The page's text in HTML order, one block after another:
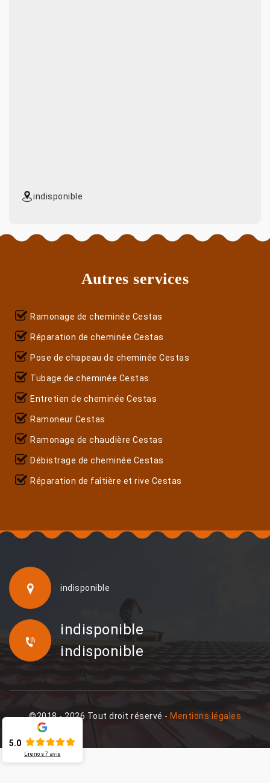
indisponible
Autres services
Ramonage de cheminée Cestas
Réparation de cheminée Cestas
Pose de chapeau de cheminée Cestas
Tubage de cheminée Cestas
Entretien de cheminée Cestas
Ramoneur Cestas
Ramonage de chaudière Cestas
Débistrage de cheminée Cestas
Réparation de faîtière et rive Cestas
indisponible
indisponible
indisponible
©2018 - 2026 Tout droit réservé - Mentions légales
5.0
Lire nos 7 avis